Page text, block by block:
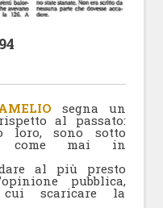
segna un
al passato:
sono sotto
come mai in
al più presto
pubblica,
scaricare la